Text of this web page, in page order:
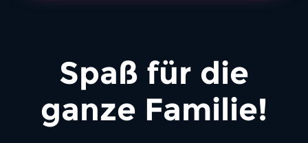
Spaß für die
ganze Familie!